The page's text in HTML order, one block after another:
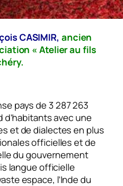
CASIMIR, ancien
« Atelier au fils
pays de 3 287 263
d’habitants avec une
et de dialectes en plus
officielles et de
du gouvernement
langue officielle
espace, l’Inde du